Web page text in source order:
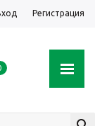
Регистрация